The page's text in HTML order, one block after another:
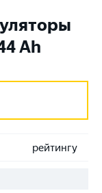
Ah
рейтингу